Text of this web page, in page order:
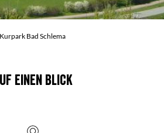
Kurpark Bad Schlema
einen Blick